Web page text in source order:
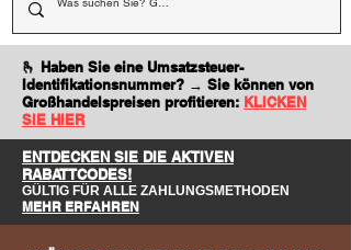
🫰 Haben Sie eine Umsatzsteuer-
Identifikationsnummer? → Sie können von
Großhandelspreisen profitieren: KLICKEN
SIE HIER
ENTDECKEN SIE DIE AKTIVEN
RABATTCODES!
GÜLTIG FÜR ALLE ZAHLUNGSMETHODEN
MEHR ERFAHREN